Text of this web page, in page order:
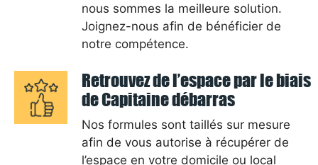
nous sommes la meilleure solution.
Joignez-nous afin de bénéficier de
notre compétence.
Retrouvez de l’espace par le biais
de Capitaine débarras
Nos formules sont taillés sur mesure
afin de vous autorise à récupérer de
l’espace en votre domicile ou local